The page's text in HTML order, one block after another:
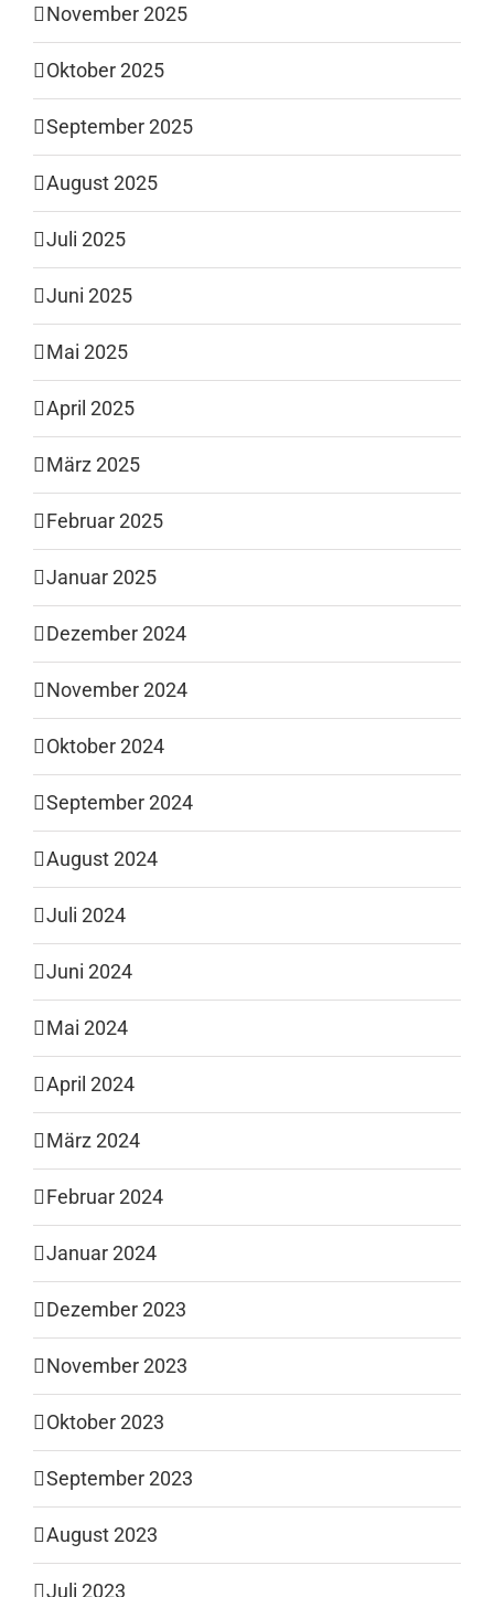
November 2025
Oktober 2025
September 2025
August 2025
Juli 2025
Juni 2025
Mai 2025
April 2025
März 2025
Februar 2025
Januar 2025
Dezember 2024
November 2024
Oktober 2024
September 2024
August 2024
Juli 2024
Juni 2024
Mai 2024
April 2024
März 2024
Februar 2024
Januar 2024
Dezember 2023
November 2023
Oktober 2023
September 2023
August 2023
Juli 2023